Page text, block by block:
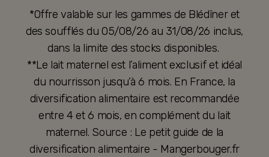
*Offre valable sur les gammes de Blédîner et
des soufflés du 05/08/26 au 31/08/26 inclus,
dans la limite des stocks disponibles.
**Le lait maternel est l’aliment exclusif et idéal
du nourrisson jusqu’à 6 mois. En France, la
diversification alimentaire est recommandée
entre 4 et 6 mois, en complément du lait
maternel. Source : Le petit guide de la
diversification alimentaire - Mangerbouger.fr